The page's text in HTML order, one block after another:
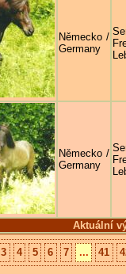
Aktuální
Německo /
Germany
Německo /
Germany
3 4 5 6 7 ... 41